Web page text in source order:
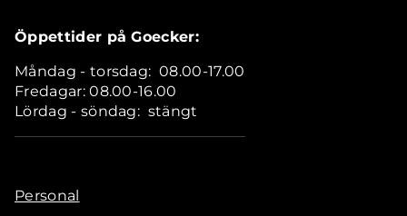
Öppettider på Goecker:
Måndag - torsdag: 08.00-17.00
Fredagar: 08.00-16.00
Lördag - söndag: stängt
Personal